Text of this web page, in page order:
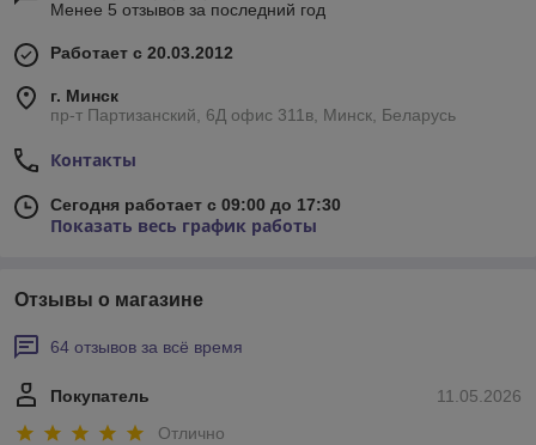
Менее 5 отзывов за последний год
Работает с 20.03.2012
г. Минск
пр-т Партизанский, 6Д офис 311в, Минск, Беларусь
Контакты
Сегодня работает с 09:00 до 17:30
Показать весь график работы
Отзывы о магазине
64 отзывов за всё время
11.05.2026
Покупатель
Отлично